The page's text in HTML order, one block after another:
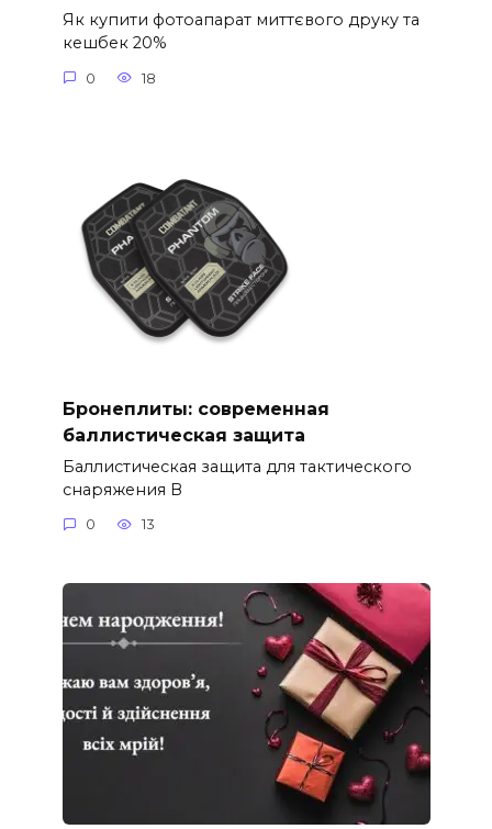
Як купити фотоапарат миттєвого друку та
кешбек 20%
0 18
Бронеплиты: современная
баллистическая защита
Баллистическая защита для тактического
снаряжения В
0 13